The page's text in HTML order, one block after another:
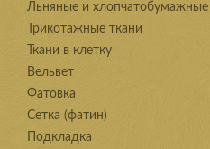
Льняные и хлопчатобумажные
Трикотажные ткани
Ткани в клетку
Вельвет
Фатовка
Сетка (фатин)
Подкладка